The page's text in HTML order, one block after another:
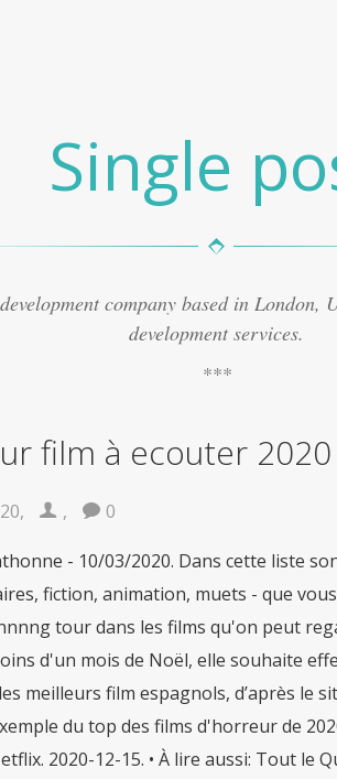
Single
company based in London,
development services.
film à ecouter 2020
, , 0
- 10/03/2020. Dans cette liste
fiction, animation, muets - que
tour dans les films qu'on peut
d'un mois de Noël, elle souhaite
meilleurs film espagnols, d’après le
du top des films d'horreur de
2020-12-15. • À lire aussi: Tout